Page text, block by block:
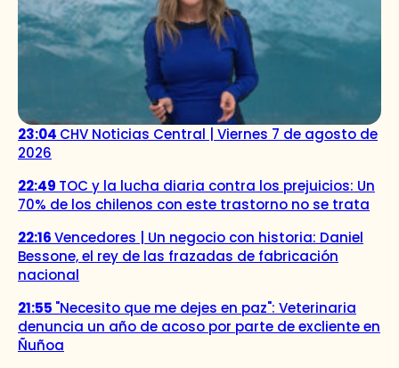
23:04 CHV Noticias Central | Viernes 7 de agosto de
2026
22:49 TOC y la lucha diaria contra los prejuicios: Un
70% de los chilenos con este trastorno no se trata
22:16Vencedores | Un negocio con historia: Daniel
Bessone, el rey de las frazadas de fabricación
nacional
21:55 "Necesito que me dejes en paz": Veterinaria
denuncia un año de acoso por parte de excliente en
Ñuñoa